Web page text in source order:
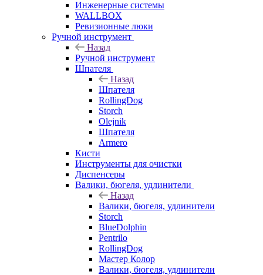
Инженерные системы
WALLBOX
Ревизионные люки
Ручной инструмент
Назад
Ручной инструмент
Шпателя
Назад
Шпателя
RollingDog
Storch
Olejnik
Шпателя
Armero
Кисти
Инструменты для очистки
Диспенсеры
Валики, бюгеля, удлинители
Назад
Валики, бюгеля, удлинители
Storch
BlueDolphin
Pentrilo
RollingDog
Мастер Колор
Валики, бюгеля, удлинители